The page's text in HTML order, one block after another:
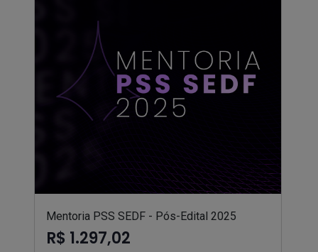
Mentoria PSS SEDF - Pós-Edital 2025
R$ 1.297,02